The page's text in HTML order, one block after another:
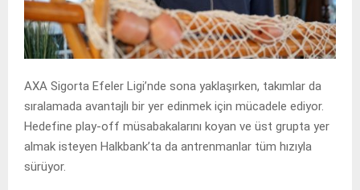
AXA Sigorta Efeler Ligi’nde sona yaklaşırken, takımlar da
sıralamada avantajlı bir yer edinmek için mücadele ediyor.
Hedefine play-off müsabakalarını koyan ve üst grupta yer
almak isteyen Halkbank’ta da antrenmanlar tüm hızıyla
sürüyor.